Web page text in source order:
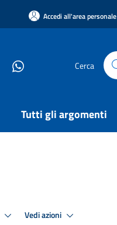
Accedi all'area personale
Cerca
Tutti gli argomenti
Vedi azioni